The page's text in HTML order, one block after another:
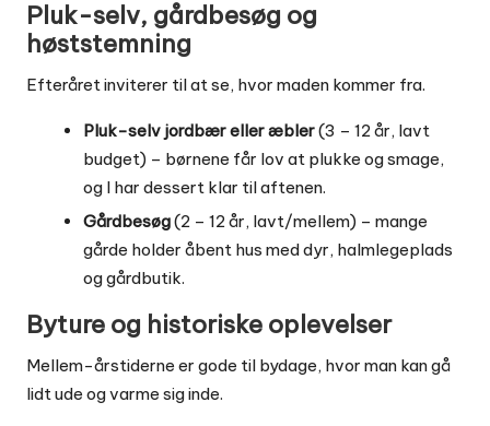
Pluk-selv, gårdbesøg og
høststemning
Efteråret inviterer til at se, hvor maden kommer fra.
Pluk-selv jordbær eller æbler(3 – 12 år, lavt
budget) – børnene får lov at plukke og smage,
og I har dessert klar til aftenen.
Gårdbesøg(2 – 12 år, lavt/mellem) – mange
gårde holder åbent hus med dyr, halmlegeplads
og gårdbutik.
Byture og historiske oplevelser
Mellem-årstiderne er gode til bydage, hvor man kan gå
lidt ude og varme sig inde.